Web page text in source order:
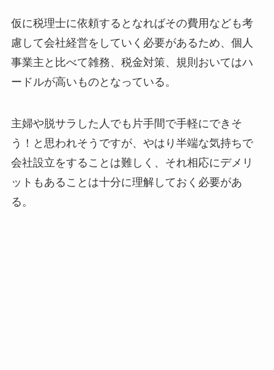
仮に税理士に依頼するとなればその費用なども考
慮して会社経営をしていく必要があるため、個人
事業主と比べて雑務、税金対策、規則おいてはハ
ードルが高いものとなっている。
主婦や脱サラした人でも片手間で手軽にできそ
う！と思われそうですが、やはり半端な気持ちで
会社設立をすることは難しく、それ相応にデメリ
ットもあることは十分に理解しておく必要があ
る。